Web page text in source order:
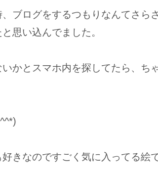
ブログをするつもりなんてさら
思い込んでました。
かとスマホ内を探してたら、ち
きなのですごく気に入ってる絵で